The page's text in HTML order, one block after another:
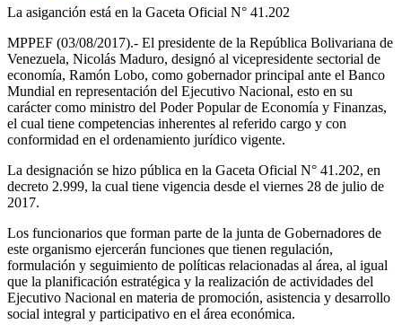
La asiganción está en la Gaceta Oficial N° 41.202
MPPEF (03/08/2017).- El presidente de la República Bolivariana de
Venezuela, Nicolás Maduro, designó al vicepresidente sectorial de
economía, Ramón Lobo, como gobernador principal ante el Banco
Mundial en representación del Ejecutivo Nacional, esto en su
carácter como ministro del Poder Popular de Economía y Finanzas,
el cual tiene competencias inherentes al referido cargo y con
conformidad en el ordenamiento jurídico vigente.
La designación se hizo pública en la Gaceta Oficial N° 41.202, en
decreto 2.999, la cual tiene vigencia desde el viernes 28 de julio de
2017.
Los funcionarios que forman parte de la junta de Gobernadores de
este organismo ejercerán funciones que tienen regulación,
formulación y seguimiento de políticas relacionadas al área, al igual
que la planificación estratégica y la realización de actividades del
Ejecutivo Nacional en materia de promoción, asistencia y desarrollo
social integral y participativo en el área económica.